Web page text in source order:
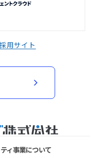
採用サイト
ィ事業について